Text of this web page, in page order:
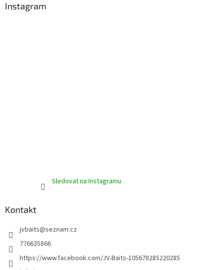
Instagram
Sledovat na Instagramu
Kontakt
jvbaits@seznam.cz
776635866
https://www.facebook.com/JV-Baits-105678285220285